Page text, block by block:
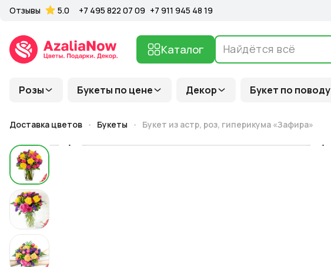
Розы Букеты по цене Декор Букет по поводу
Каталог
Отзывы 5.0 +7 495 822 07 09 +7 911 945 48 19
Доставка цветов Букеты Букет из астр, роз, гиперикума «Зафира»